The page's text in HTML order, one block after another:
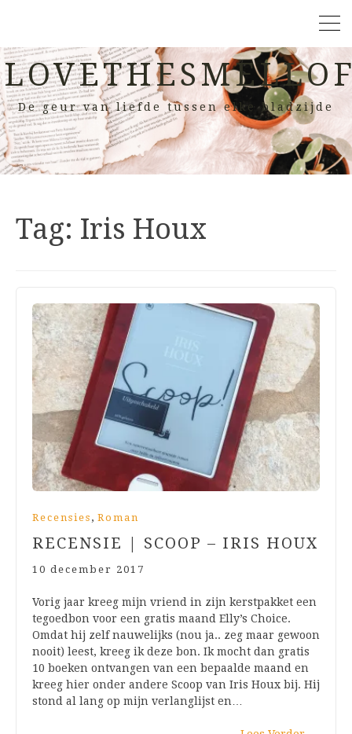
De geur van liefde tussen elke bladzijde
Tag: Iris Houx
Recensies , Roman
RECENSIE | SCOOP – IRIS HOUX
10 december 2017
Vorig jaar kreeg mijn vriend in zijn kerstpakket een
tegoedbon voor een gratis maand Elly’s Choice.
Omdat hij zelf nauwelijks (nou ja.. zeg maar gewoon
nooit) leest, kreeg ik deze bon. Ik mocht dan gratis
10 boeken ontvangen van een bepaalde maand en
kreeg hier onder andere Scoop van Iris Houx bij. Hij
stond al lang op mijn verlanglijst en…